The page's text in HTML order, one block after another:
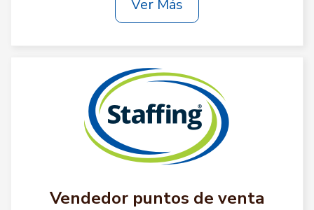
Ver Más
Vendedor puntos de venta